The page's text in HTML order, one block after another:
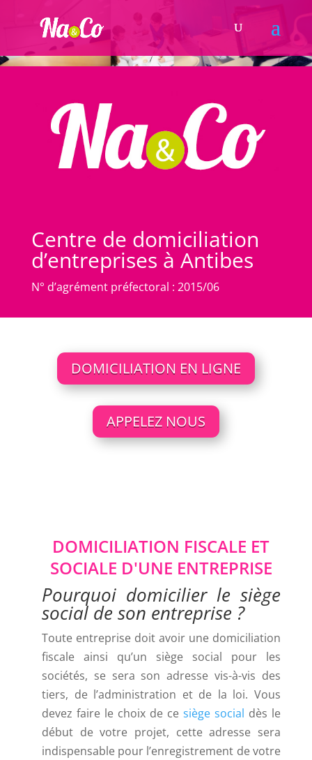
Centre de domiciliation
d’entreprises à Antibes
N° d’agrément préfectoral : 2015/06
DOMICILIATION EN LIGNE
APPELEZ NOUS
DOMICILIATION FISCALE ET
SOCIALE D'UNE ENTREPRISE
Pourquoi domicilier le siège
social de son entreprise ?
Toute entreprise doit avoir une domiciliation
fiscale ainsi qu’un siège social pour les
sociétés, se sera son adresse vis-à-vis des
tiers, de l’administration et de la loi. Vous
devez faire le choix de ce siège social dès le
début de votre projet, cette adresse sera
indispensable pour l’enregistrement de votre